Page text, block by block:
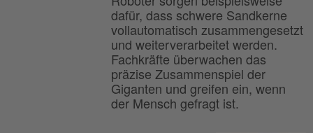
dafür, dass schwere Sandkerne
vollautomatisch zusammengesetzt
und weiterverarbeitet werden.
Fachkräfte überwachen das
präzise Zusammenspiel der
Giganten und greifen ein, wenn
der Mensch gefragt ist.